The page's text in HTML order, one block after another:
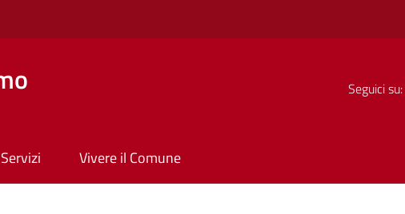
Seguici su:
Servizi Vivere il Comune